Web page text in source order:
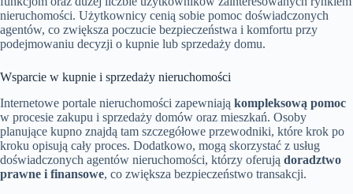
nieruchomości. Użytkownicy cenią sobie pomoc doświadczonych
agentów, co zwiększa poczucie bezpieczeństwa i komfortu przy
podejmowaniu decyzji o kupnie lub sprzedaży domu.
Wsparcie w kupnie i sprzedaży nieruchomości
Internetowe portale nieruchomości zapewniają kompleksową pomoc
w procesie zakupu i sprzedaży domów oraz mieszkań. Osoby
planujące kupno znajdą tam szczegółowe przewodniki, które krok po
kroku opisują cały proces. Dodatkowo, mogą skorzystać z usług
doświadczonych agentów nieruchomości, którzy oferują doradztwo
prawne i finansowe, co zwiększa bezpieczeństwo transakcji.